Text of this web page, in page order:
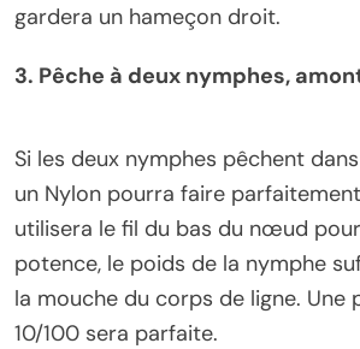
gardera un hameçon droit.
3. Pêche à deux nymphes,
Si les deux nymphes pêchent
un Nylon pourra faire
utilisera le fil du bas du nœud
potence, le poids de la nymphe
la mouche du corps de ligne. Une
10/100 sera parfaite.